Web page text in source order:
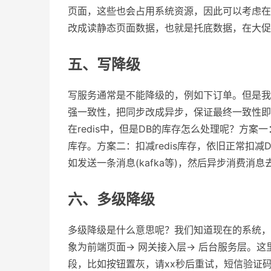
页面，这些也会占用系统资源，因此可以考虑
改成读静态页面数据，也就是托底数据，在大
五、写降级
写服务通常是不能降级的，例如下订单。但是
强一致性，把同步改成异步，保证最终一致性
在redis中，但是DB的库存怎么处理呢？方案
库存。方案二：扣减redis库存，依旧正常扣减
如发送一条消息(kafka等)，然后异步消费消息
六、多级降级
多级降级是什么意思呢？我们知道现在的系统
象为前端页面-> 网关接入层-> 后台服务层。
段，比如按钮置灰，请xx秒后重试，短信验证